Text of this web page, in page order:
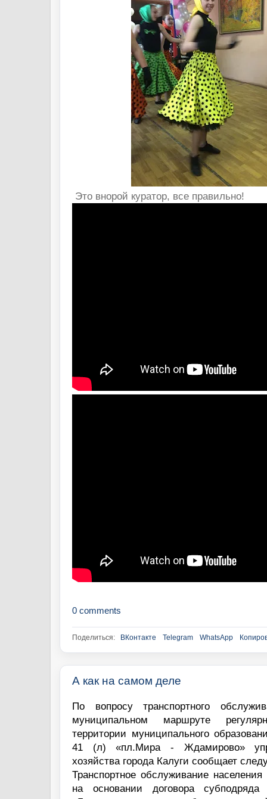
Это внорой куратор, все правильно!
0 comments
Поделиться: ВКонтакте Telegram WhatsApp
А как на самом деле
По вопросу транспортного
муниципальном маршруте
территории муниципального
41 (л) «пл.Мира - Ждамирово»
хозяйства города Калуги сообщает
Транспортное обслуживание
на основании договора